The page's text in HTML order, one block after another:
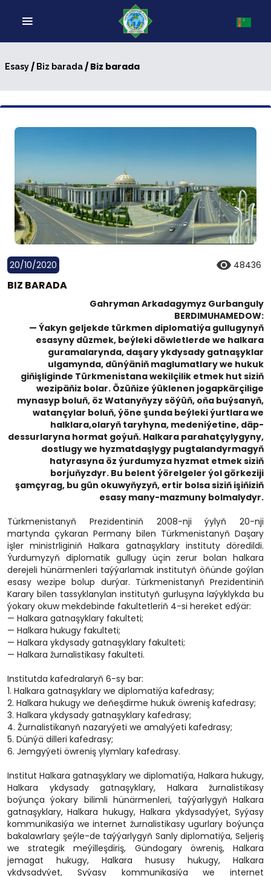
Esasy/ Biz barada/ Biz barada
20/10/2020 48436
BIZ BARADA
Gahryman Arkadagymyz Gurbanguly
BERDIMUHAMEDOW:
— Ýakyn geljekde türkmen diplomatiýa gullugynyň
esasyny düzmek, beýleki döwletlerde we halkara
guramalarynda, daşary ykdysady gatnaşyklar
ulgamynda, dünýäniň maglumatlary we hukuk
giňişliginde Türkmenistana wekilçilik etmek hut siziň
wezipäňiz bolar. Özüňize ýüklenen jogapkärçilige
mynasyp boluň, öz Watanyňyzy söýüň, oňa buýsanyň,
watançylar boluň, ýöne şunda beýleki ýurtlara we
halklara,olaryň taryhyna, medeniýetine, däp-
dessurlaryna hormat goýuň. Halkara parahatçylygyny,
dostlugy we hyzmatdaşlygy pugtalandyrmagyň
hatyrasyna öz ýurdumyza hyzmat etmek siziň
borjuňyzdyr. Bu belent ýörelgeler ýol görkeziji
şamçyrag, bu gün okuwyňyzyň, ertir bolsa siziň işiňiziň
esasy many-mazmuny bolmalydyr.
Türkmenistanyň Prezidentiniň 2008-nji ýylyň 20-nji
martynda çykaran Permany bilen Türkmenistanyň Daşary
işler ministrliginiň Halkara gatnaşyklary instituty döredildi.
Ýurdumyzyň diplomatik gullugy üçin zerur bolan halkara
derejeli hünärmenleri taýýarlamak institutyň öňünde goýlan
esasy wezipe bolup durýar. Türkmenistanyň Prezidentiniň
Karary bilen tassyklanylan institutyň gurluşyna laýyklykda bu
ýokary okuw mekdebinde fakultetleriň 4-si hereket edýär:
— Halkara gatnaşyklary fakulteti;
— Halkara hukugy fakulteti;
— Halkara ykdysady gatnaşyklary fakulteti;
— Halkara žurnalistikasy fakulteti.
Institutda kafedralaryň 6-sy bar:
1. Halkara gatnaşyklary we diplomatiýa kafedrasy;
2. Halkara hukugy we deňeşdirme hukuk öwreniş kafedrasy;
3. Halkara ykdysady gatnaşyklary kafedrasy;
4. Žurnalistikanyň nazaryýeti we amalyýeti kafedrasy;
5. Dünýä dilleri kafedrasy;
6. Jemgyýeti öwreniş ylymlary kafedrasy.
Institut Halkara gatnaşyklary we diplomatiýa, Halkara hukugy,
Halkara ykdysady gatnaşyklary, Halkara žurnalistikasy
boýunça ýokary bilimli hünärmenleri, taýýarlygyň Halkara
gatnaşyklary, Halkara hukugy, Halkara ykdysadyýet, Syýasy
kommunikasiýa we internet žurnalistikasy ugurlary boýunça
bakalawrlary şeýle-de taýýarlygyň Sanly diplomatiýa, Seljeriş
we strategik meýilleşdiriş, Gündogary öwreniş, Halkara
jemagat hukugy, Halkara hususy hukugy, Halkara
ykdysadyýet, Syýasy kommunikasiýa we internet